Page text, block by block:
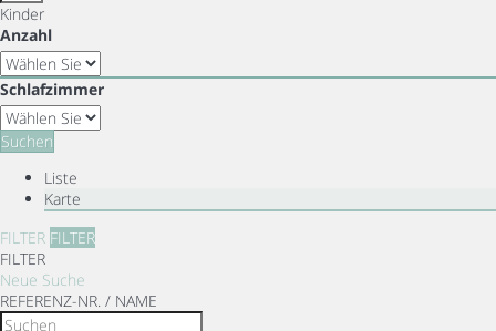
Kinder
Anzahl
Schlafzimmer
Suchen
Liste
Karte
FILTER FILTER
FILTER
Neue Suche
REFERENZ-NR. / NAME